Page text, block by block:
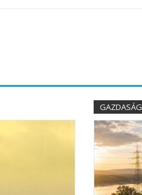
GAZDASÁG